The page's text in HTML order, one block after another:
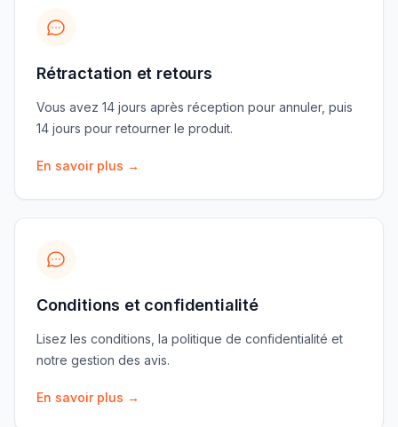
Rétractation et retours
Vous avez 14 jours après réception pour annuler, puis
14 jours pour retourner le produit.
En savoir plus →
Conditions et confidentialité
Lisez les conditions, la politique de confidentialité et
notre gestion des avis.
En savoir plus →